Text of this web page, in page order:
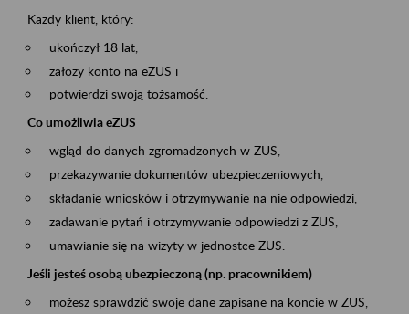
Każdy klient, który:
ukończył 18 lat,
założy konto na eZUS i
potwierdzi swoją tożsamość.
Co umożliwia eZUS
wgląd do danych zgromadzonych w ZUS,
przekazywanie dokumentów ubezpieczeniowych,
składanie wniosków i otrzymywanie na nie odpowiedzi,
zadawanie pytań i otrzymywanie odpowiedzi z ZUS,
umawianie się na wizyty w jednostce ZUS.
Jeśli jesteś osobą ubezpieczoną (np. pracownikiem)
możesz sprawdzić swoje dane zapisane na koncie w ZUS,